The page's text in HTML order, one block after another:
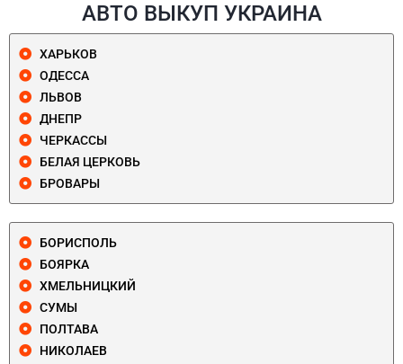
АВТО ВЫКУП УКРАИНА
ХАРЬКОВ
ОДЕССА
ЛЬВОВ
ДНЕПР
ЧЕРКАССЫ
БЕЛАЯ ЦЕРКОВЬ
БРОВАРЫ
БОРИСПОЛЬ
БОЯРКА
ХМЕЛЬНИЦКИЙ
СУМЫ
ПОЛТАВА
НИКОЛАЕВ